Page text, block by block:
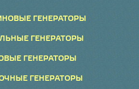
ГЕНЕРАТОРЫ
ГЕНЕРАТОРЫ
ГЕНЕРАТОРЫ
ГЕНЕРАТОРЫ